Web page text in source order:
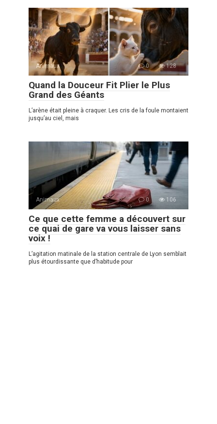
Animaux 0 128
Quand la Douceur Fit Plier le Plus
Grand des Géants
L’arène était pleine à craquer. Les cris de la foule montaient
jusqu’au ciel, mais
Animaux 0 106
Ce que cette femme a découvert sur
ce quai de gare va vous laisser sans
voix !
L’agitation matinale de la station centrale de Lyon semblait
plus étourdissante que d’habitude pour